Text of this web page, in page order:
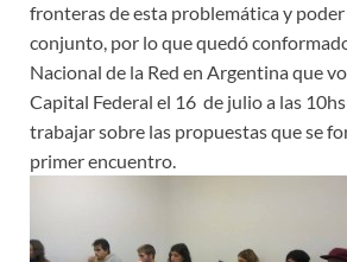
fronteras de esta problemática y
conjunto, por lo que quedó
Nacional de la Red en Argentina que
Capital Federal el 16 de julio a las
trabajar sobre las propuestas que se
primer encuentro.